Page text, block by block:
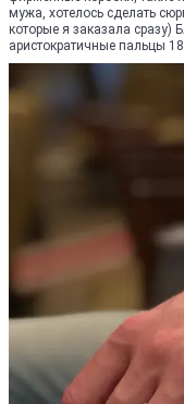
мужа, хотелось сделать
которые я заказала сразу)
аристократичные пальцы